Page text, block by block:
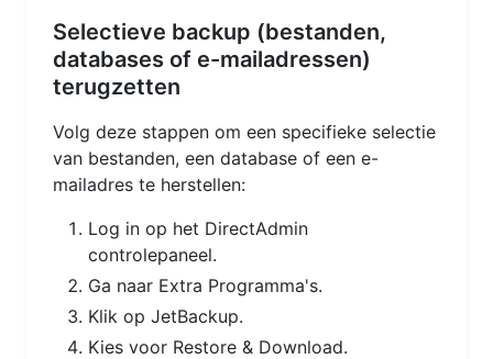
Selectieve backup (bestanden,
databases of e-mailadressen)
terugzetten
Volg deze stappen om een specifieke selectie
van bestanden, een database of een e-
mailadres te herstellen:
Log in op het DirectAdmin
controlepaneel.
Ga naar Extra Programma's.
Klik op JetBackup.
Kies voor Restore & Download.